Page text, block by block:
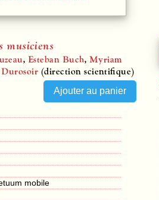
musiciens
, Esteban Buch, Myriam
Durosoir (direction scientifique)
mobile